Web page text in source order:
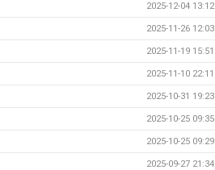
2025-12-04 13:12
2025-11-26 12:03
2025-11-19 15:51
2025-11-10 22:11
2025-10-31 19:23
2025-10-25 09:35
2025-10-25 09:29
2025-09-27 21:34